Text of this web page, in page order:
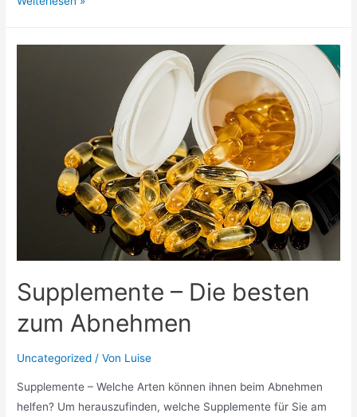
Gewohnheiten
Krankenkassenbeiträge
Supplemente – Die besten
zum Abnehmen
Uncategorized / Von Luise
Supplemente – Welche Arten können ihnen beim Abnehmen
helfen? Um herauszufinden, welche Supplemente für Sie am